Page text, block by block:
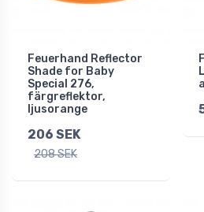
Feuerhand Reflector
Shade for Baby
Special 276,
färgreflektor,
ljusorange
206 SEK
208 SEK